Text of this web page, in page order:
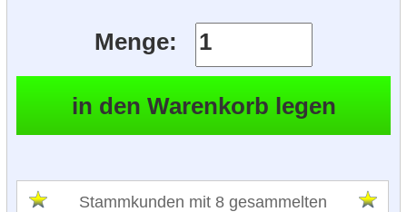
Menge:
Stammkunden mit 8 gesammelten